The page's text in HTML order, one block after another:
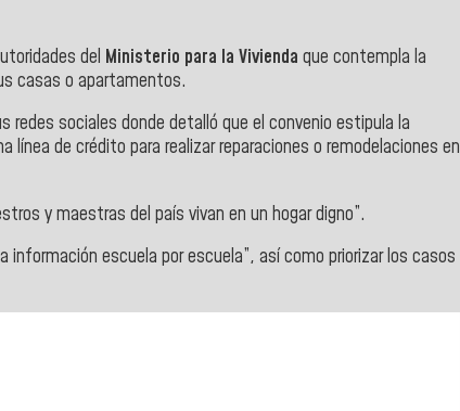
del Ministerio para la Vivienda que contempla la
casas o apartamentos.
redes sociales donde detalló que el convenio estipula la
de crédito para realizar reparaciones o remodelaciones en
y maestras del país vivan en un hogar digno”.
escuela por escuela”, así como priorizar los casos